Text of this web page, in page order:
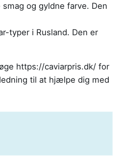
og gyldne farve. Den
typer i Rusland. Den er
https://caviarpris.dk/ for
til at hjælpe dig med